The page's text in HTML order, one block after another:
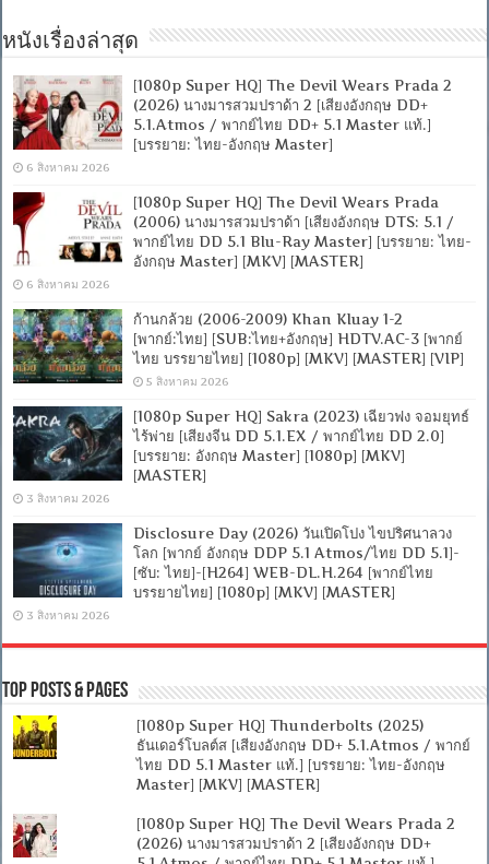
หนังเรื่องล่าสุด
[1080p Super HQ] The Devil Wears Prada 2
(2026) นางมารสวมปราด้า 2 [เสียงอังกฤษ DD+
5.1.Atmos / พากย์ไทย DD+ 5.1 Master แท้.]
[บรรยาย: ไทย-อังกฤษ Master]
6 สิงหาคม 2026
[1080p Super HQ] The Devil Wears Prada
(2006) นางมารสวมปราด้า [เสียงอังกฤษ DTS: 5.1 /
พากย์ไทย DD 5.1 Blu-Ray Master] [บรรยาย: ไทย-
อังกฤษ Master] [MKV] [MASTER]
6 สิงหาคม 2026
ก้านกล้วย (2006-2009) Khan Kluay 1-2
[พากย์:ไทย] [SUB:ไทย+อังกฤษ] HDTV.AC-3 [พากย์
ไทย บรรยายไทย] [1080p] [MKV] [MASTER] [VIP]
5 สิงหาคม 2026
[1080p Super HQ] Sakra (2023) เฉียวฟง จอมยุทธ์
ไร้พ่าย [เสียงจีน DD 5.1.EX / พากย์ไทย DD 2.0]
[บรรยาย: อังกฤษ Master] [1080p] [MKV]
[MASTER]
3 สิงหาคม 2026
Disclosure Day (2026) วันเปิดโปง ไขปริศนาลวง
โลก [พากย์ อังกฤษ DDP 5.1 Atmos/ไทย DD 5.1]-
[ซับ: ไทย]-[H264] WEB-DL.H.264 [พากย์ไทย
บรรยายไทย] [1080p] [MKV] [MASTER]
3 สิงหาคม 2026
Top Posts & Pages
[1080p Super HQ] Thunderbolts (2025)
ธันเดอร์โบลต์ส [เสียงอังกฤษ DD+ 5.1.Atmos / พากย์
ไทย DD 5.1 Master แท้.] [บรรยาย: ไทย-อังกฤษ
Master] [MKV] [MASTER]
[1080p Super HQ] The Devil Wears Prada 2
(2026) นางมารสวมปราด้า 2 [เสียงอังกฤษ DD+